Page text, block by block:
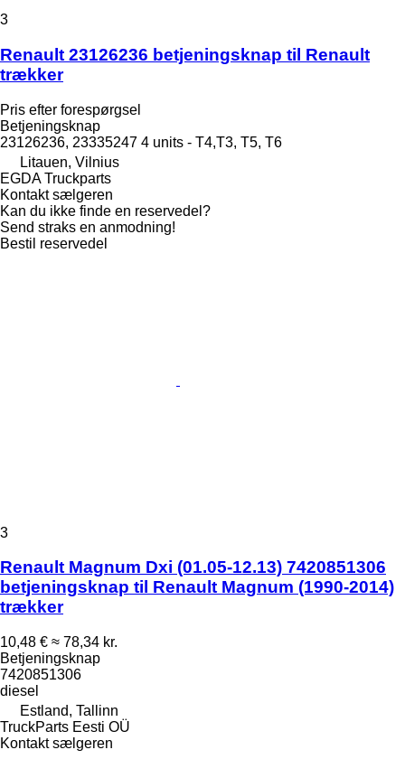
3
Renault 23126236 betjeningsknap til Renault
trækker
Pris efter forespørgsel
Betjeningsknap
23126236, 23335247 4 units - T4,T3, T5, T6
Litauen, Vilnius
EGDA Truckparts
Kontakt sælgeren
Kan du ikke finde en reservedel?
Send straks en anmodning!
Bestil reservedel
3
Renault Magnum Dxi (01.05-12.13) 7420851306
betjeningsknap til Renault Magnum (1990-2014)
trækker
10,48 € ≈ 78,34 kr.
Betjeningsknap
7420851306
diesel
Estland, Tallinn
TruckParts Eesti OÜ
Kontakt sælgeren